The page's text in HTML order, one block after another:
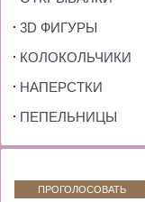
3D ФИГУРЫ
КОЛОКОЛЬЧИКИ
НАПЕРСТКИ
ПЕПЕЛЬНИЦЫ